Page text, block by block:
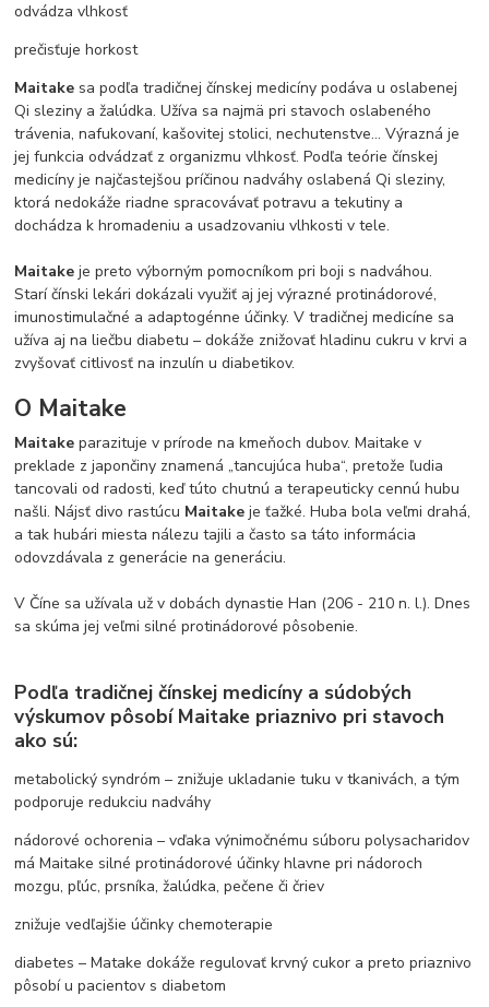
odvádza vlhkosť
prečisťuje horkost
Maitake sa podľa tradičnej čínskej medicíny podáva u oslabenej
Qi sleziny a žalúdka. Užíva sa najmä pri stavoch oslabeného
trávenia, nafukovaní, kašovitej stolici, nechutenstve… Výrazná je
jej funkcia odvádzať z organizmu vlhkosť. Podľa teórie čínskej
medicíny je najčastejšou príčinou nadváhy oslabená Qi sleziny,
ktorá nedokáže riadne spracovávať potravu a tekutiny a
dochádza k hromadeniu a usadzovaniu vlhkosti v tele.
Maitake je preto výborným pomocníkom pri boji s nadváhou.
Starí čínski lekári dokázali využiť aj jej výrazné protinádorové,
imunostimulačné a adaptogénne účinky. V tradičnej medicíne sa
užíva aj na liečbu diabetu – dokáže znižovať hladinu cukru v krvi a
zvyšovať citlivosť na inzulín u diabetikov.
O Maitake
Maitakeparazituje v prírode na kmeňoch dubov. Maitake v
preklade z japončiny znamená „tancujúca huba“, pretože ľudia
tancovali od radosti, keď túto chutnú a terapeuticky cennú hubu
našli. Nájsť divo rastúcu Maitake je ťažké. Huba bola veľmi drahá,
a tak hubári miesta nálezu tajili a často sa táto informácia
odovzdávala z generácie na generáciu.
V Číne sa užívala už v dobách dynastie Han (206 - 210 n. l.). Dnes
sa skúma jej veľmi silné protinádorové pôsobenie.
Podľa tradičnej čínskej medicíny a súdobých
výskumov pôsobí Maitake priaznivo pri stavoch
ako sú:
metabolický syndróm – znižuje ukladanie tuku v tkanivách, a tým
podporuje redukciu nadváhy
nádorové ochorenia – vďaka výnimočnému súboru polysacharidov
má Maitake silné protinádorové účinky hlavne pri nádoroch
mozgu, pľúc, prsníka, žalúdka, pečene či čriev
znižuje vedľajšie účinky chemoterapie
diabetes – Matake dokáže regulovať krvný cukor a preto priaznivo
pôsobí u pacientov s diabetom